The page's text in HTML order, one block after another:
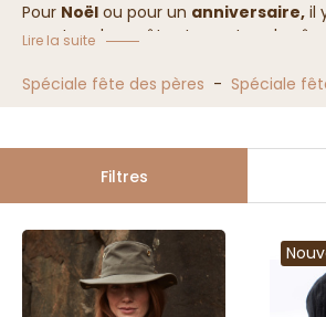
Pour Noël ou pour un anniversaire, il
pour tous les goûts et pour tous les
ravira les amateurs de chapeaux, les
surprendra agréablement les
Lire la suite
Spéciale fête des pères - Spéciale
Filtres